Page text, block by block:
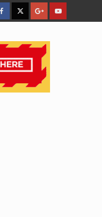
facebookTwitterGoogleYouTube